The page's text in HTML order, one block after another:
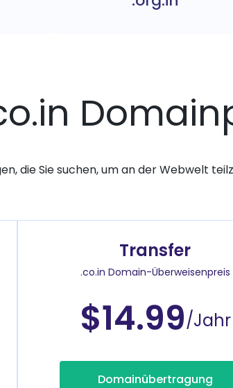
die Sie suchen, um an der Webwelt
Transfer
.co.in Domain-Überweisenpreis
$14.99/Jahr
Domainübertragung